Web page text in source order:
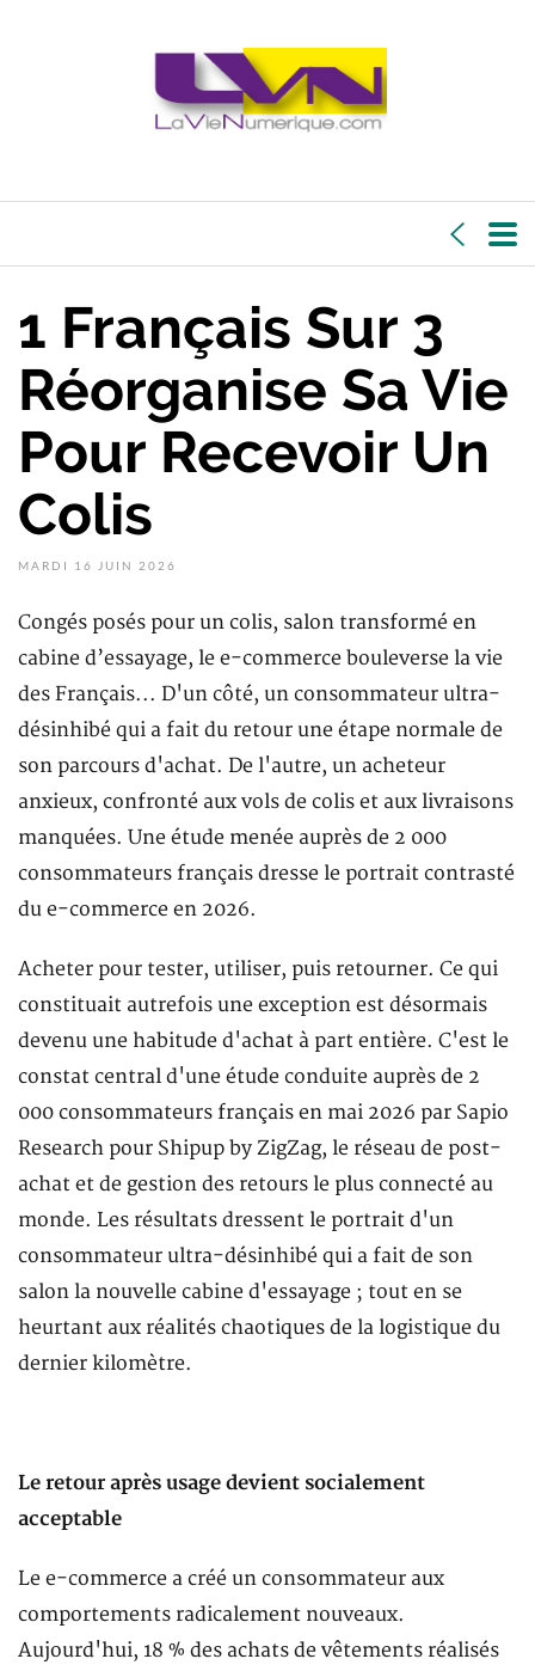
1 Français Sur 3
Réorganise Sa Vie
Pour Recevoir Un
Colis
MARDI 16 JUIN 2026
Congés posés pour un colis, salon transformé en
cabine d’essayage, le e-commerce bouleverse la vie
des Français... D'un côté, un consommateur ultra-
désinhibé qui a fait du retour une étape normale de
son parcours d'achat. De l'autre, un acheteur
anxieux, confronté aux vols de colis et aux livraisons
manquées. Une étude menée auprès de 2 000
consommateurs français dresse le portrait contrasté
du e-commerce en 2026.
Acheter pour tester, utiliser, puis retourner. Ce qui
constituait autrefois une exception est désormais
devenu une habitude d'achat à part entière. C'est le
constat central d'une étude conduite auprès de 2
000 consommateurs français en mai 2026 par Sapio
Research pour Shipup by ZigZag, le réseau de post-
achat et de gestion des retours le plus connecté au
monde. Les résultats dressent le portrait d'un
consommateur ultra-désinhibé qui a fait de son
salon la nouvelle cabine d'essayage ; tout en se
heurtant aux réalités chaotiques de la logistique du
dernier kilomètre.
Le retour après usage devient socialement
acceptable
Le e-commerce a créé un consommateur aux
comportements radicalement nouveaux.
Aujourd'hui, 18 % des achats de vêtements réalisés